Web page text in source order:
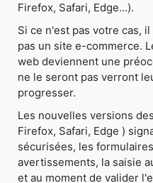
Firefox, Safari, Edge...).
Si ce n'est pas votre cas,
pas un site e-commerce.
web deviennent une
ne le seront pas verront
progresser.
Les nouvelles versions
Firefox, Safari, Edge )
sécurisées, les
avertissements, la saisie
et au moment de valider